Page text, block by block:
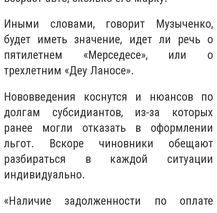
Иными словами, говорит Музыченко,
будет иметь значение, идет ли речь о
пятилетнем «Мерседесе», или о
трехлетним «Деу Ланосе».
Нововведения коснутся и нюансов по
долгам субсидиантов, из-за которых
ранее могли отказать в оформлении
льгот. Вскоре чиновники обещают
разбираться в каждой ситуации
индивидуально.
«Наличие задолженности по оплате